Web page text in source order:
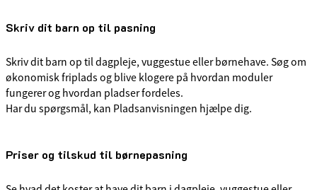
Skriv dit barn op til pasning
Skriv dit barn op til dagpleje, vuggestue eller børnehave. Søg om
økonomisk friplads og blive klogere på hvordan moduler
fungerer og hvordan pladser fordeles.
Har du spørgsmål, kan Pladsanvisningen hjælpe dig.
Priser og tilskud til børnepasning